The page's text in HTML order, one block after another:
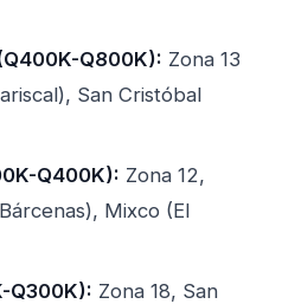
Q800K): Zona 13
San Cristóbal
Q400K): Zona 12,
Mixco (El
Q300K): Zona 18, San